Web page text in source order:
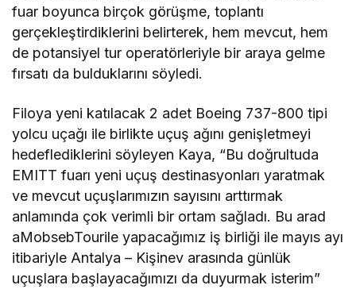
fuar boyunca birçok görüşme, toplantı
gerçekleştirdiklerini belirterek, hem mevcut, hem
de potansiyel tur operatörleriyle bir araya gelme
fırsatı da bulduklarını söyledi.
Filoya yeni katılacak 2 adet Boeing 737-800 tipi
yolcu uçağı ile birlikte uçuş ağını genişletmeyi
hedeflediklerini söyleyen Kaya, “Bu doğrultuda
EMITT fuarı yeni uçuş destinasyonları yaratmak
ve mevcut uçuşlarımızın sayısını arttırmak
anlamında çok verimli bir ortam sağladı. Bu arad
aMobsebTourile yapacağımız iş birliği ile mayıs ayı
itibariyle Antalya – Kişinev arasında günlük
uçuşlara başlayacağımızı da duyurmak isterim”